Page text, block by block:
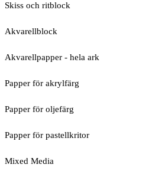
Skiss och ritblock
Akvarellblock
Akvarellpapper - hela ark
Papper för akrylfärg
Papper för oljefärg
Papper för pastellkritor
Mixed Media